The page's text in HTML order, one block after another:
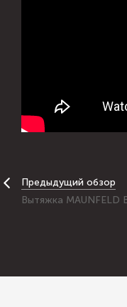
Предыдущий обзор
Вытяжка MAUNFELD